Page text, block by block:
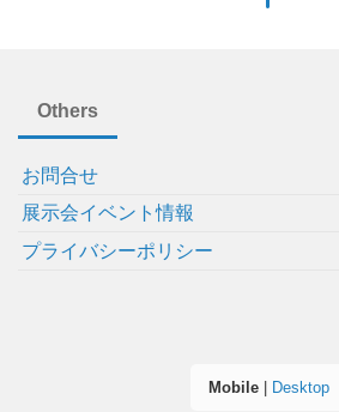
Others
お問合せ
展示会イベント情報
プライバシーポリシー
Mobile| Desktop